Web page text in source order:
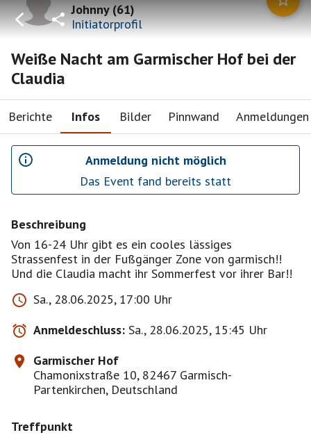
Johnny(61)
Initiatorprofil
Weiße Nacht am Garmischer Hof bei der
Claudia
Berichte Infos Bilder Pinnwand Anmeldungen
Anmeldung nicht möglich
Das Event fand bereits statt
Beschreibung
Von 16-24 Uhr gibt es ein cooles lässiges
Strassenfest in der Fußgänger Zone von garmisch!!
Und die Claudia macht ihr Sommerfest vor ihrer Bar!!
Sa., 28.06.2025, 17:00 Uhr
Anmeldeschluss: Sa., 28.06.2025, 15:45 Uhr
Garmischer Hof
Chamonixstraße 10, 82467 Garmisch-
Partenkirchen, Deutschland
Treffpunkt